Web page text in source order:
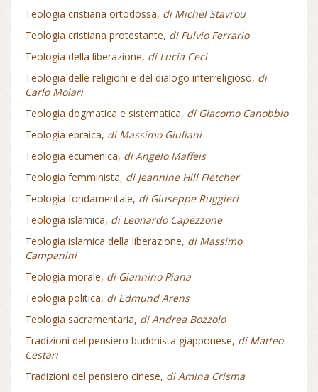
Teologia cristiana ortodossa, di Michel Stavrou
Teologia cristiana protestante, di Fulvio Ferrario
Teologia della liberazione, di Lucia Ceci
Teologia delle religioni e del dialogo interreligioso, di
Carlo Molari
Teologia dogmatica e sistematica, di Giacomo Canobbio
Teologia ebraica, di Massimo Giuliani
Teologia ecumenica, di Angelo Maffeis
Teologia femminista, di Jeannine Hill Fletcher
Teologia fondamentale, di Giuseppe Ruggieri
Teologia islamica, di Leonardo Capezzone
Teologia islamica della liberazione, di Massimo
Campanini
Teologia morale, di Giannino Piana
Teologia politica, di Edmund Arens
Teologia sacramentaria, di Andrea Bozzolo
Tradizioni del pensiero buddhista giapponese, di Matteo
Cestari
Tradizioni del pensiero cinese, di Amina Crisma